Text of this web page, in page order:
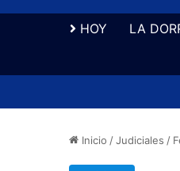
HOY LA
Inicio /Judiciales /